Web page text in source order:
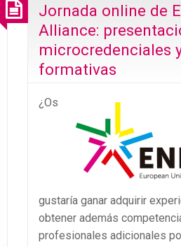
Jornada online de
Alliance:
microcredenciales
formativas
¿Os
gustaría ganar adquirir
obtener además
profesionales adicionales